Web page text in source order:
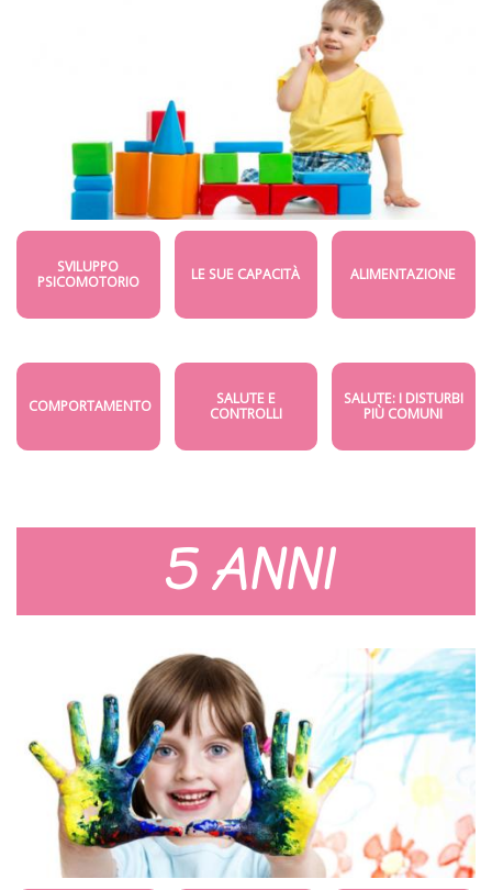
SVILUPPO
PSICOMOTORIO
LE SUE CAPACITÀ ALIMENTAZIONE
COMPORTAMENTO
SALUTE E
CONTROLLI
SALUTE: I DISTURBI
PIÙ COMUNI
5 ANNI